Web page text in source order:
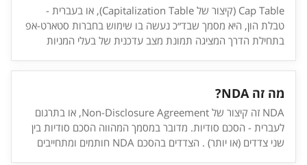
Cap Table (קיצור של Capitalization Table), או בעברית -
טבלת הון, היא מסמך שבד״כ נעשה בו שימוש בחברות סטארט-אפ
בתחילת הדרך המציגה תמונת מצב עדכנית של בעלי המניות
המניות (היזמים, משקיעים חיצוניים וכו׳), חלוקת האחוזים של כל
אחד, מספר המניות בכולל בחברה, שווי כל מניה והשווי של החברה
כולה. הטבלה מסייעת להנהלת החברה ובעלי המניות לנהל בצורה
מסודרת את חלוקת האחזקות והרווחים בחברה לקבל החלטות
בנוגע להכנסת משקיעים חדשים.
מה זה NDA?
NDA זה קיצור של Non-Disclosure Agreement, או בתרגום
לעברית - הסכם סודיות. מדובר במסמך המהווה הסכם סודיות בין
שני צדדים (או יותר) . הצדדים בהסכם NDA חותמים ומתחייבים